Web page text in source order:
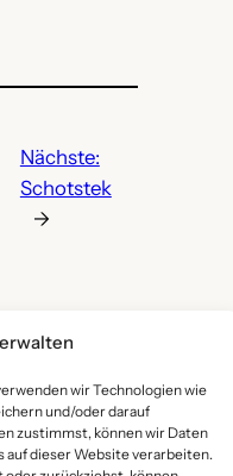
wir Technologien wie
und/oder darauf
zustimmst, können wir Daten
auf dieser Website verarbeiten.
Nächste:
Schotstek
→